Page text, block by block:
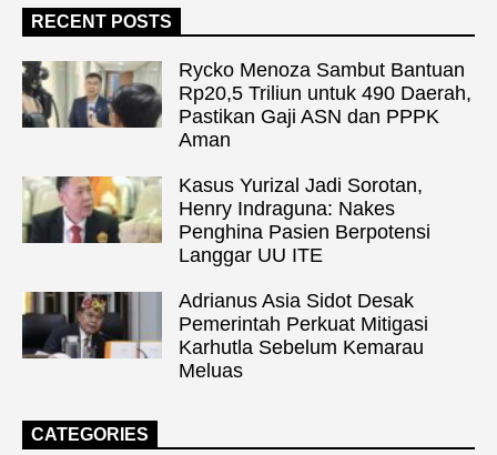
RECENT POSTS
Rycko Menoza Sambut Bantuan
Rp20,5 Triliun untuk 490 Daerah,
Pastikan Gaji ASN dan PPPK
Aman
Kasus Yurizal Jadi Sorotan,
Henry Indraguna: Nakes
Penghina Pasien Berpotensi
Langgar UU ITE
Adrianus Asia Sidot Desak
Pemerintah Perkuat Mitigasi
Karhutla Sebelum Kemarau
Meluas
CATEGORIES